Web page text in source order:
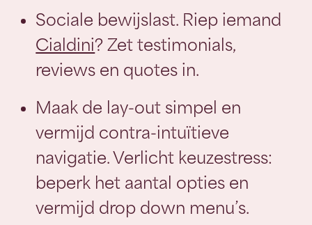
Sociale bewijslast. Riep iemand
Cialdini? Zet testimonials,
reviews en quotes in.
Maak de lay-out simpel en
vermijd contra-intuïtieve
navigatie. Verlicht keuzestress:
beperk het aantal opties en
vermijd drop down menu’s.